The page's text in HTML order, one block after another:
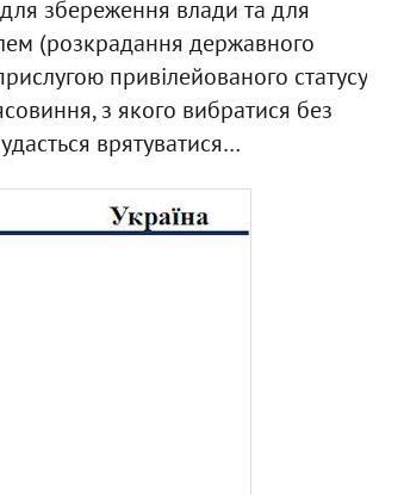
збереження влади та для
(розкрадання державного
привілейованого статусу
з якого вибратися без
врятуватися…